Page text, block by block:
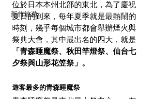
新竹旅遊
位於日本本州北部的東北，為了慶祝
夏日的到來，每年夏季就是最熱鬧的
時刻，幾乎每個城市都會舉辦煙火與
祭典大會，其中最出名的四大，就是
「青森睡魔祭、秋田竿燈祭、仙台七
夕祭與山形花笠祭」。
遊客最多的青森睡魔祭